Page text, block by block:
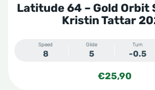
Latitude 64 – Gold Orbit
Kristin Tattar
Speed
8
Glide
5
Turn
-0.5
€25,90